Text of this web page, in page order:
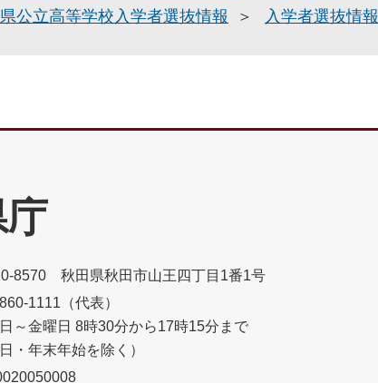
公立高等学校入学者選抜情報
入学者選抜情報
8570 秋田県秋田市山王四丁目1番1号
1111（代表）
～金曜日 8時30分から17時15分まで
日・年末年始を除く）